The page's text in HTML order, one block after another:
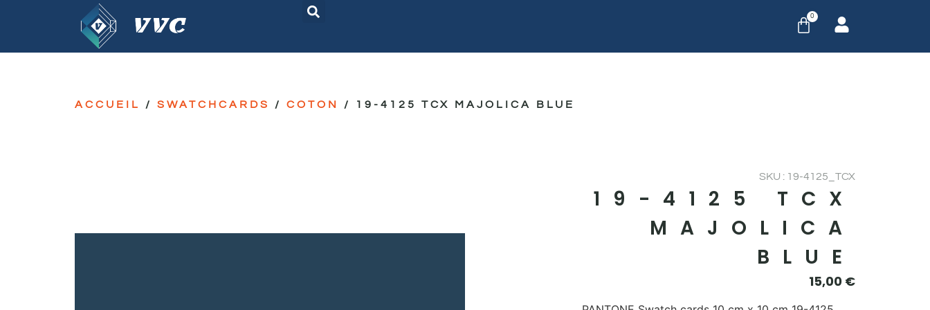
0
ACCUEIL / SWATCHCARDS / COTON / 19-4125 TCX MAJOLICA BLUE
SKU : 19-4125_TCX
19-4125 TCX
MAJOLICA
BLUE
15,00 €